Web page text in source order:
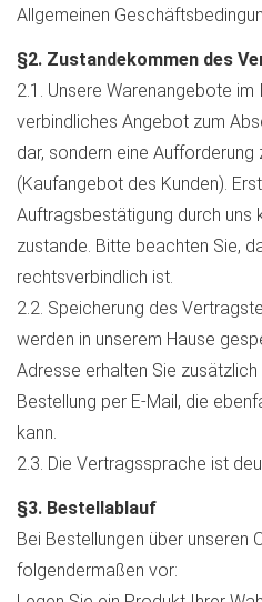
Allgemeinen
§2. Zustandekommen des
2.1. Unsere Warenangebote im
verbindliches Angebot zum
dar, sondern eine
(Kaufangebot des Kunden).
Auftragsbestätigung durch uns
zustande. Bitte beachten Sie,
rechtsverbindlich ist.
2.2. Speicherung des
werden in unserem Hause
Adresse erhalten Sie
Bestellung per E-Mail, die
kann.
2.3. Die Vertragssprache ist
§3. Bestellablauf
Bei Bestellungen über unseren
folgendermaßen vor: